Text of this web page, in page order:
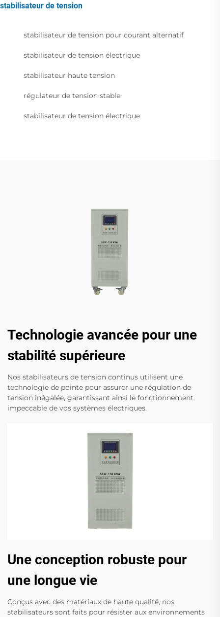
stabilisateur de tension
stabilisateur de tension pour courant alternatif
stabilisateur de tension électrique
stabilisateur haute tension
régulateur de tension stable
stabilisateur de tension électrique
Technologie avancée pour une
stabilité supérieure
Nos stabilisateurs de tension continus utilisent une
technologie de pointe pour assurer une régulation de
tension inégalée, garantissant ainsi le fonctionnement
impeccable de vos systèmes électriques.
Une conception robuste pour
une longue vie
Conçus avec des matériaux de haute qualité, nos
stabilisateurs sont faits pour résister aux environnements